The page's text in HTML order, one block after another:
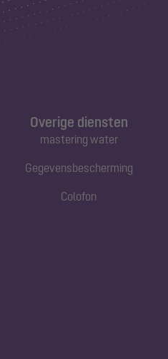
Overige diensten
mastering water
Gegevensbescherming
Colofon